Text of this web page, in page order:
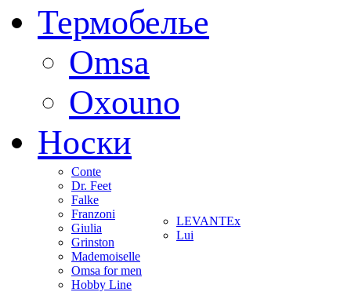
Термобелье
Omsa
Oxouno
Носки
Conte
Dr. Feet
Falke
Franzoni
Giulia
Grinston
Mademoiselle
Omsa for men
Hobby Line
LEVANTEx
Lui